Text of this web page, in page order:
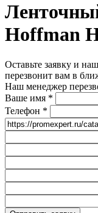
Hoffman
Оставьте заявку и
перезвонит вам в
Наш менеджер
Ваше имя *
Телефон *